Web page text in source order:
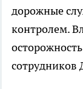
дорожные
контролем.
сотрудников